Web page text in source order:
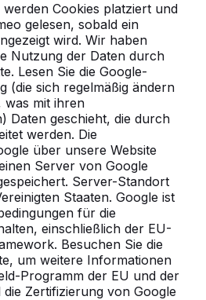
Cookies platziert und
gelesen, sobald ein
wird. Wir haben
Nutzung der Daten durch
Lesen Sie die Google-
(die sich regelmäßig ändern
was mit ihren
Daten geschieht, die durch
werden. Die
über unsere Website
Server von Google
Server-Standort
Staaten. Google ist
für die
einschließlich der EU-
Besuchen Sie die
um weitere Informationen
Programm der EU und der
Zertifizierung von Google